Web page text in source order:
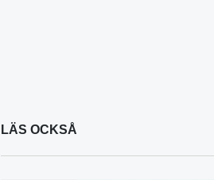
LÄS OCKSÅ